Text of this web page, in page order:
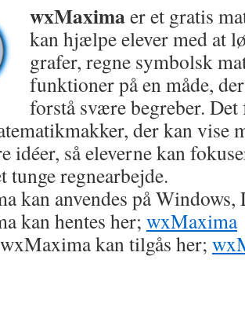
wxMaximaer et gratis
kan hjælpe elever med at
grafer, regne symbolsk
funktioner på en måde,
forstå svære begreber.
der kan vise
idéer, så eleverne kan
tunge regnearbejde.
kan anvendes på
kan hentes her; wxMaxima
kan tilgås her;